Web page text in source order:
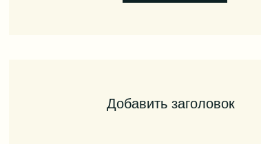
Добавить заголовок